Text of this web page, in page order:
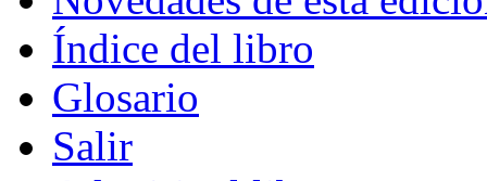
Índice del libro
Glosario
Salir